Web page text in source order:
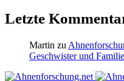
Letzte
Martin zu
Geschwister und